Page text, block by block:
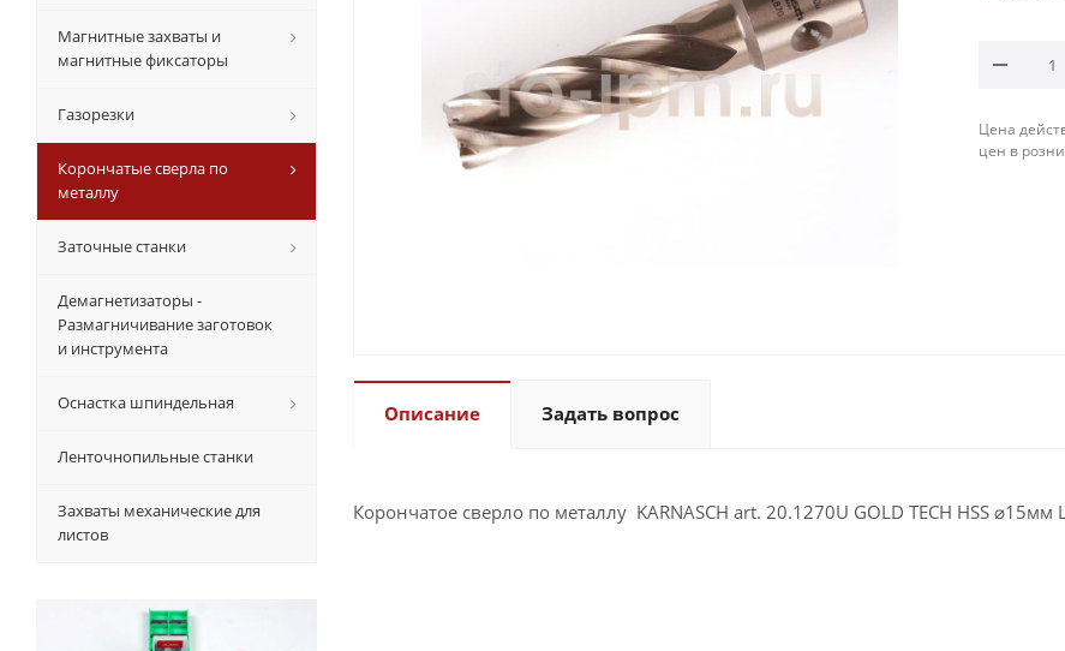
Цена
цен в
Описание Задать вопрос
Корончатое сверло по металлу KARNASCH art. 20.1270U GOLD TECH HSS
Магнитные захваты и
магнитные фиксаторы
Газорезки
Корончатые сверла по
металлу
Заточные станки
Демагнетизаторы -
Размагничивание заготовок
и инструмента
Оснастка шпиндельная
Ленточнопильные станки
Захваты механические для
листов